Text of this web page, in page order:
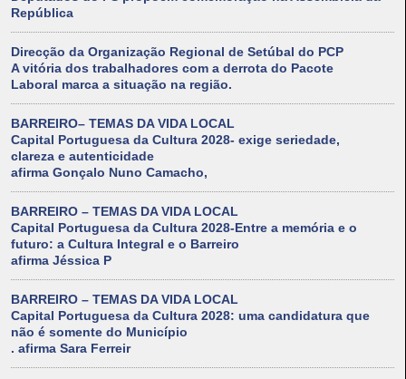
República
Direcção da Organização Regional de Setúbal do PCP
A vitória dos trabalhadores com a derrota do Pacote
Laboral marca a situação na região.
BARREIRO– TEMAS DA VIDA LOCAL
Capital Portuguesa da Cultura 2028- exige seriedade,
clareza e autenticidade
afirma Gonçalo Nuno Camacho,
BARREIRO – TEMAS DA VIDA LOCAL
Capital Portuguesa da Cultura 2028-Entre a memória e o
futuro: a Cultura Integral e o Barreiro
afirma Jéssica P
BARREIRO – TEMAS DA VIDA LOCAL
Capital Portuguesa da Cultura 2028: uma candidatura que
não é somente do Município
. afirma Sara Ferreir